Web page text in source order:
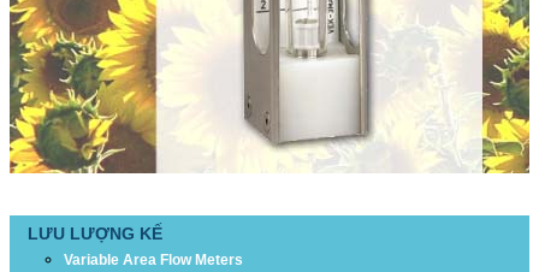
LƯU LƯỢNG KẾ
Variable Area Flow Meters